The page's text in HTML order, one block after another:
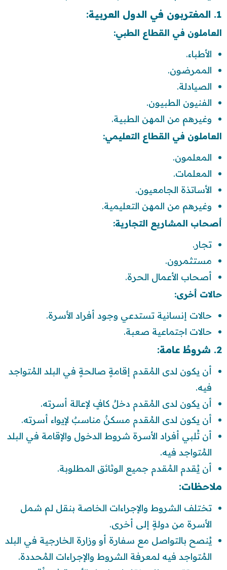
1. المغتربون في الدول العربية:
العاملون في القطاع الطبي:
الأطباء.
الممرضون.
الصيادلة.
الفنيون الطبيون.
وغيرهم من المهن الطبية.
العاملون في القطاع التعليمي:
المعلمون.
المعلمات.
الأساتذة الجامعيون.
وغيرهم من المهن التعليمية.
أصحاب المشاريع التجارية:
تجار.
مستثمرون.
أصحاب الأعمال الحرة.
حالات أخرى:
حالات إنسانية تستدعي وجود أفراد الأسرة.
حالات اجتماعية صعبة.
2. شروطٌ عامة:
أن يكون لدى المُقدم إقامةٍ صالحةٍ في البلد المُتواجد
فيه.
أن يكون لدى المُقدم دخلٌ كافٍ لإعالة أسرته.
أن يكون لدى المُقدم مسكنٌ مناسبٌ لإيواء أسرته.
أن تُلبي أفراد الأسرة شروط الدخول والإقامة في البلد
المُتواجد فيه.
أن يُقدم المُقدم جميع الوثائق المطلوبة.
ملاحظات:
تختلف الشروط والإجراءات الخاصة بنقل لم شمل
الأسرة من دولةٍ إلى أخرى.
يُنصح بالتواصل مع سفارة أو وزارة الخارجية في البلد
المُتواجد فيه لمعرفة الشروط والإجراءات المُحددة.